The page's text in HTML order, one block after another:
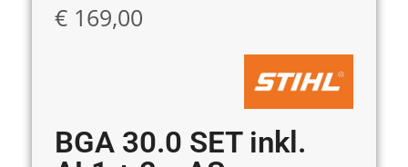
€ 169,00
BGA 30.0 SET inkl.